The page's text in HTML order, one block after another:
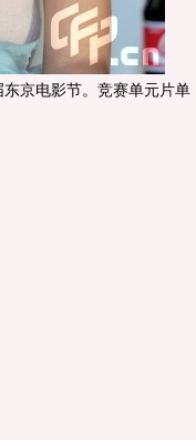
电影节。竞赛单元片单